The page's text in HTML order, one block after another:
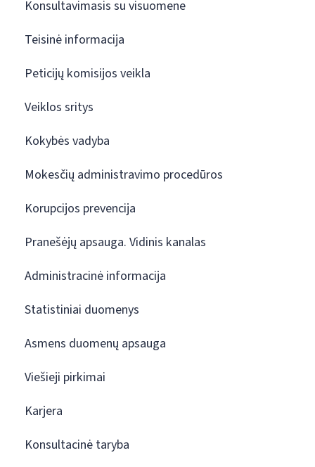
Konsultavimasis su visuomene
Teisinė informacija
Peticijų komisijos veikla
Veiklos sritys
Kokybės vadyba
Mokesčių administravimo procedūros
Korupcijos prevencija
Pranešėjų apsauga. Vidinis kanalas
Administracinė informacija
Statistiniai duomenys
Asmens duomenų apsauga
Viešieji pirkimai
Karjera
Konsultacinė taryba